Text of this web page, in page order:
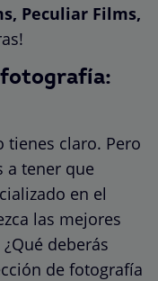
Peculiar Films,
tienes claro. Pero
a tener que
en el
las mejores
deberás
de fotografía